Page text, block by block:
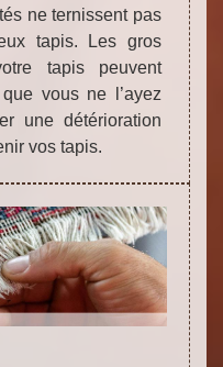
ne ternissent pas
tapis. Les gros
tapis peuvent
vous ne l’ayez
une détérioration
vos tapis.